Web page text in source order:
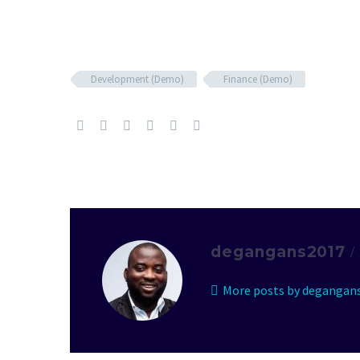
Development (Demo) Finance (Demo)
degangans2017/
More posts by